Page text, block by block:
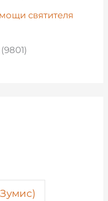
святителя
(9801)